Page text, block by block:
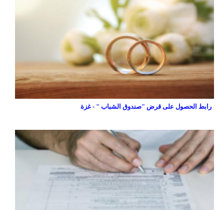
رابط الحصول على قرض "صندوق الشباب " - غزة